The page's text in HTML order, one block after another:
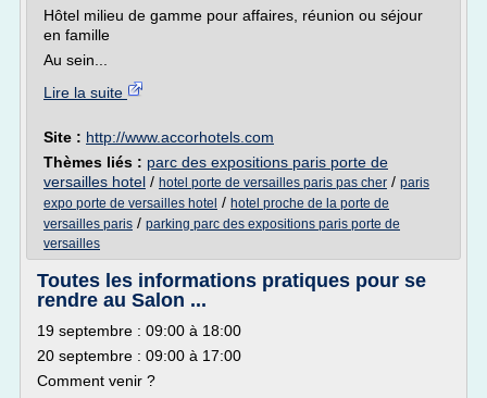
Hôtel milieu de gamme pour affaires, réunion ou séjour
en famille
Au sein...
Lire la suite
Site : http://www.accorhotels.com
Thèmes liés : parc des expositions paris porte de
versailles hotel / hotel porte de versailles paris pas cher / paris
expo porte de versailles hotel / hotel proche de la porte de
versailles paris / parking parc des expositions paris porte de
versailles
Toutes les informations pratiques pour se
rendre au Salon ...
19 septembre : 09:00 à 18:00
20 septembre : 09:00 à 17:00
Comment venir ?